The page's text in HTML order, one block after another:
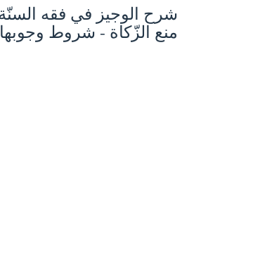
منع الزّكاة - شروط وجوبها